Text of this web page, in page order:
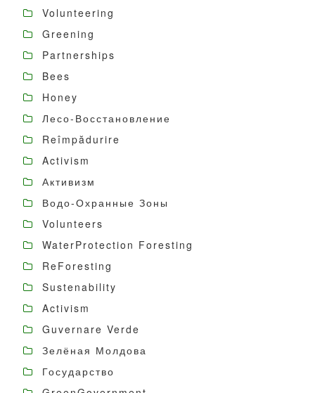
Volunteering
Greening
Partnerships
Bees
Honey
Лесо-Восстановление
Reîmpădurire
Activism
Активизм
Водо-Охранные Зоны
Volunteers
WaterProtection Foresting
ReForesting
Sustenability
Activism
Guvernare Verde
Зелёная Молдова
Государство